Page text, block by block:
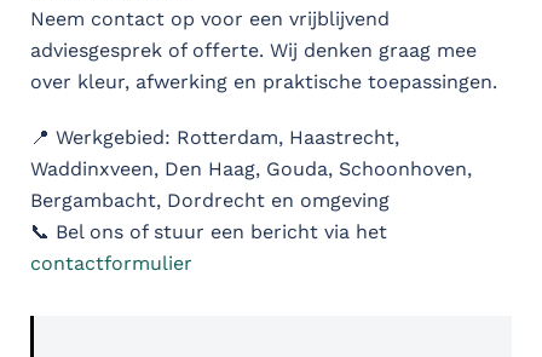
Neem contact op voor een vrijblijvend
adviesgesprek of offerte. Wij denken graag mee
over kleur, afwerking en praktische toepassingen.
📍 Werkgebied: Rotterdam, Haastrecht,
Waddinxveen, Den Haag, Gouda, Schoonhoven,
Bergambacht, Dordrecht en omgeving
📞 Bel ons of stuur een bericht via het
contactformulier